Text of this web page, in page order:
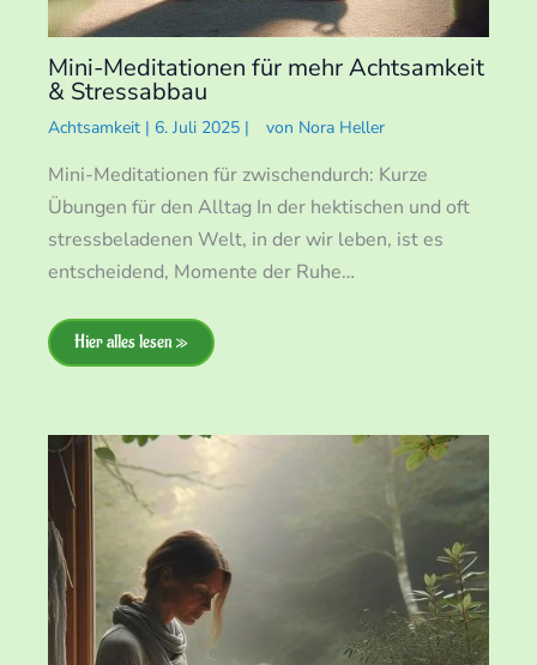
Mini-Meditationen für mehr Achtsamkeit
& Stressabbau
Achtsamkeit | 6. Juli 2025 | von Nora Heller
Mini-Meditationen für zwischendurch: Kurze
Übungen für den Alltag In der hektischen und oft
stressbeladenen Welt, in der wir leben, ist es
entscheidend, Momente der Ruhe…
Hier alles lesen »